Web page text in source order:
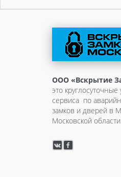
ООО «Вскрытие
это
сервиса по
замков и дверей в
Московской